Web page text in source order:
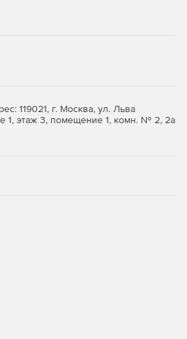
119021, г. Москва, ул. Льва
1, этаж 3, помещение 1, комн. № 2, 2а